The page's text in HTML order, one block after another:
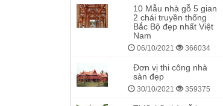
10 Mẫu nhà gỗ 5 gian
2 chái truyền thống
Bắc Bộ đẹp nhất Việt
Nam
06/10/2021 366034
Đơn vị thi công nhà
sàn đẹp
30/10/2021 359375